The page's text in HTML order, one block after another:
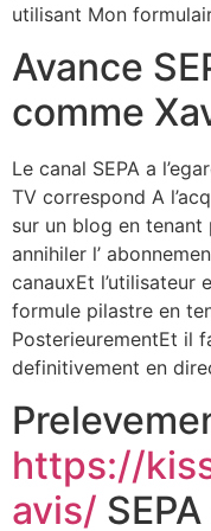
utilisant Mon
Avance
comme
Le canal SEPA a
TV correspond A
sur un blog en
annihiler l’
canauxEt
formule pilastre en
PosterieurementEt il
definitivement en
https://
avis/